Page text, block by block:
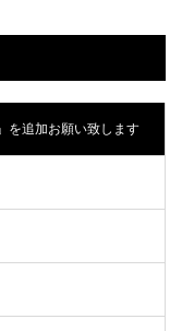
を追加お願い致します